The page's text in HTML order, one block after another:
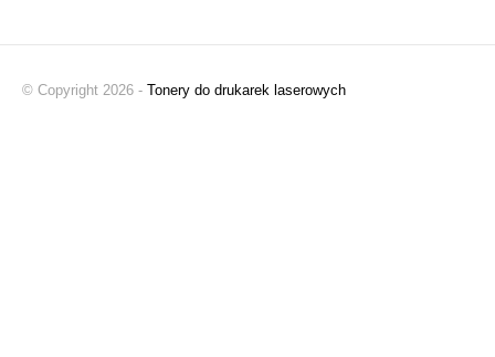
© Copyright 2026 - Tonery do drukarek laserowych